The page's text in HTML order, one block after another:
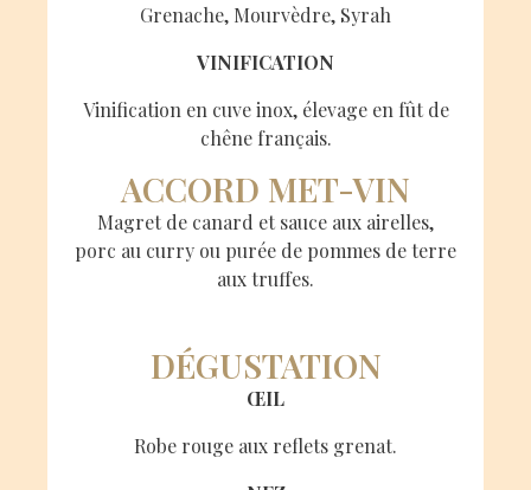
Grenache‭, ‬Mourvèdre‭, ‬Syrah
VINIFICATION
Vinification en cuve inox‭, ‬élevage en fût de
chêne français‭.‬
ACCORD MET-VIN
Magret de canard et sauce aux airelles‭,‬
porc au curry ou purée de pommes de terre
aux truffes‭.‬
DÉGUSTATION
ŒIL
Robe rouge aux reflets grenat‭.‬